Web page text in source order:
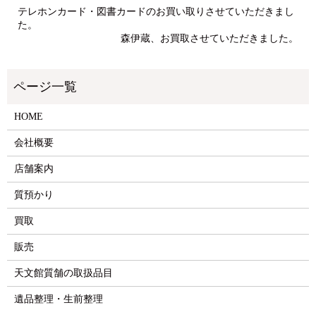
テレホンカード・図書カードのお買い取りさせていただきまし
た。
森伊蔵、お買取させていただきました。
HOME
会社概要
店舗案内
質預かり
買取
販売
天文館質舗の取扱品目
遺品整理・生前整理